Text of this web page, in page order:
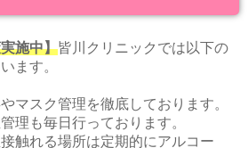
施中】皆川クリニックでは以下の
ます。
マスク管理を徹底しております。
理も毎日行っております。
触れる場所は定期的にアルコー